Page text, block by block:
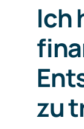
Ich
zu